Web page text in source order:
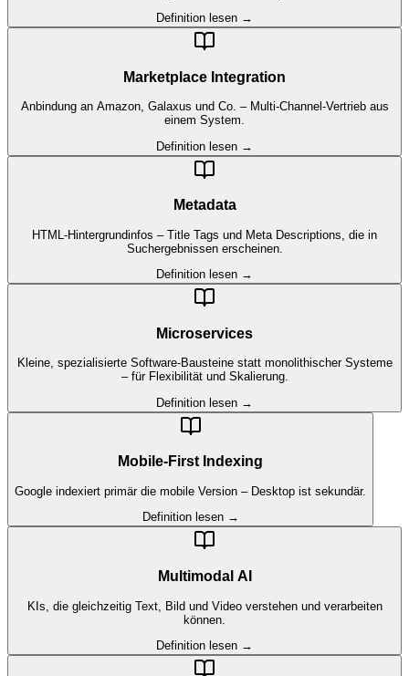
Definition lesen →
Marketplace Integration
Anbindung an Amazon, Galaxus und Co. – Multi-Channel-Vertrieb aus
einem System.
Definition lesen →
Metadata
HTML-Hintergrundinfos – Title Tags und Meta Descriptions, die in
Suchergebnissen erscheinen.
Definition lesen →
Microservices
Kleine, spezialisierte Software-Bausteine statt monolithischer Systeme
– für Flexibilität und Skalierung.
Definition lesen →
Mobile-First Indexing
Google indexiert primär die mobile Version – Desktop ist sekundär.
Definition lesen →
Multimodal AI
KIs, die gleichzeitig Text, Bild und Video verstehen und verarbeiten
können.
Definition lesen →